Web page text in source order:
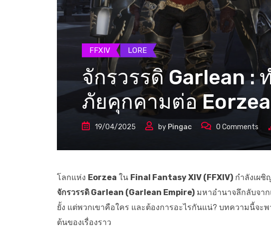
FFXIV LORE
จักรวรรดิ Garlean :
ภัยคุกคามต่อ Eorzea
19/04/2025 by Pingac 0 Comments
โลกแห่ง Eorzea ใน Final Fantasy XIV (FFXIV) กำลังเผ
จักรวรรดิ Garlean (Garlean Empire) มหาอำนาจลึกลับจา
ยั้ง แต่พวกเขาคือใคร และต้องการอะไรกันแน่? บทความนี้จ
ต้นของเรื่องราว